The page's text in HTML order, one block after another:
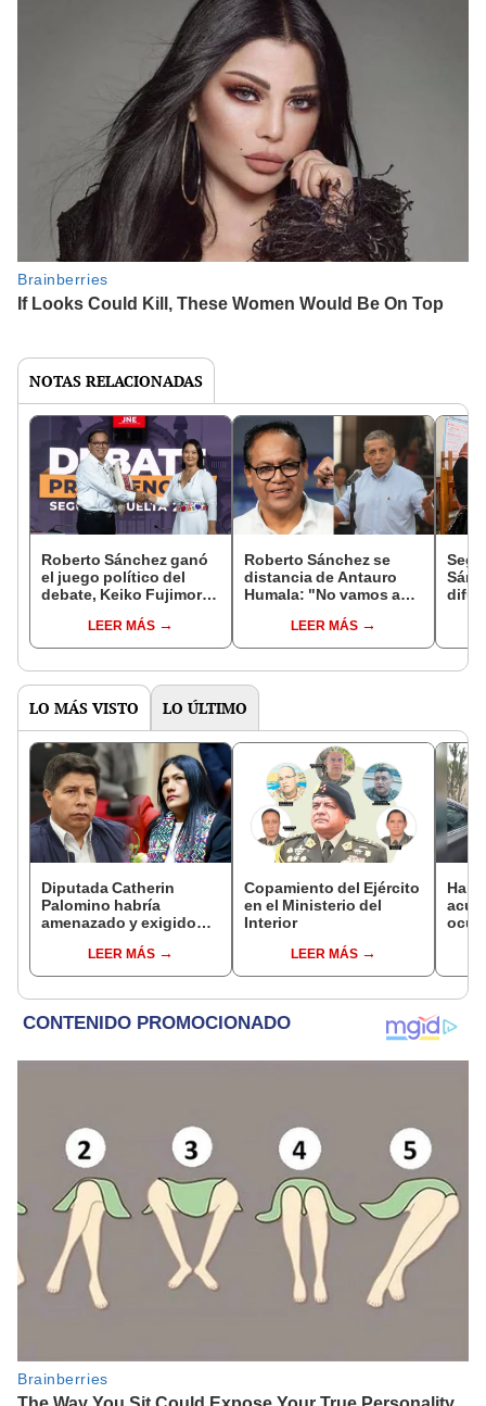
NOTAS RELACIONADAS
Roberto Sánchez ganó
el juego político del
debate, Keiko Fujimori
LEER MÁS
Roberto Sánchez se
distancia de Antauro
Humala: "No vamos a
LEER MÁS
LO MÁS VISTO LO ÚLTIMO
Diputada Catherin
Palomino habría
amenazado y exigido
Pedro Castillo tras
insultarlos por
LEER MÁS
Copamiento del Ejército
en el Ministerio del
Interior
LEER MÁS
PNP